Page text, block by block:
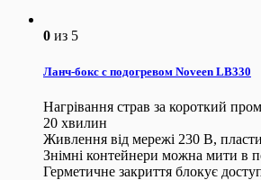
0 из 5
Ланч-бокс с подогревом Noveen LB330
Нагрівання страв за короткий
20 хвилин
Живлення від мережі 230 В,
Знімні контейнери можна мити в
Герметичне закриття блокує